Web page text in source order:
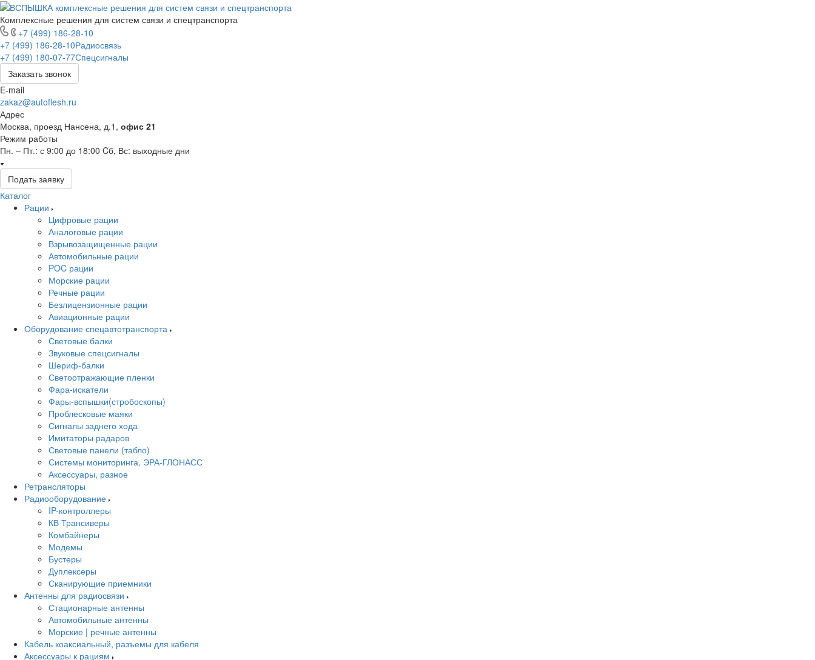
Комплексные решения для систем связи и спецтранспорта
+7 (499) 186-28-10
+7 (499) 186-28-10Радиосвязь
+7 (499) 180-07-77Спецсигналы
Заказать звонок
E-mail
zakaz@autoflesh.ru
Адрес
Москва, проезд Нансена, д.1, офис 21
Режим работы
Пн. – Пт.: с 9:00 до 18:00 Cб, Вс: выходные дни
Подать заявку
Каталог
Рации
Цифровые рации
Аналоговые рации
Взрывозащищенные рации
Автомобильные рации
POC рации
Морские рации
Речные рации
Безлицензионные рации
Авиационные рации
Оборудование спецавтотранспорта
Световые балки
Звуковые спецсигналы
Шериф-балки
Светоотражающие пленки
Фара-искатели
Фары-вспышки(стробоскопы)
Проблесковые маяки
Сигналы заднего хода
Имитаторы радаров
Световые панели (табло)
Системы мониторинга, ЭРА-ГЛОНАСС
Аксессуары, разное
Ретрансляторы
Радиооборудование
IP-контроллеры
КВ Трансиверы
Комбайнеры
Модемы
Бустеры
Дуплексеры
Сканирующие приемники
Антенны для радиосвязи
Стационарные антенны
Автомобильные антенны
Морские | речные антенны
Кабель коаксиальный, разъемы для кабеля
Аксессуары к рациям